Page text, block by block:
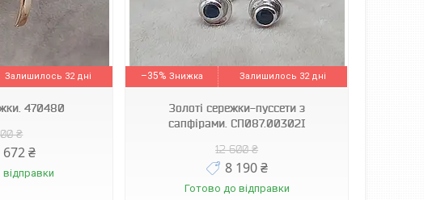
Залишилось 32 дні
470480
₴
672 ₴
–35%
Залишилось 32 дні
Золоті сережки-пуссети з
сапфірами. СП087.00302І
12 600 ₴
8 190 ₴
Готово до відправки